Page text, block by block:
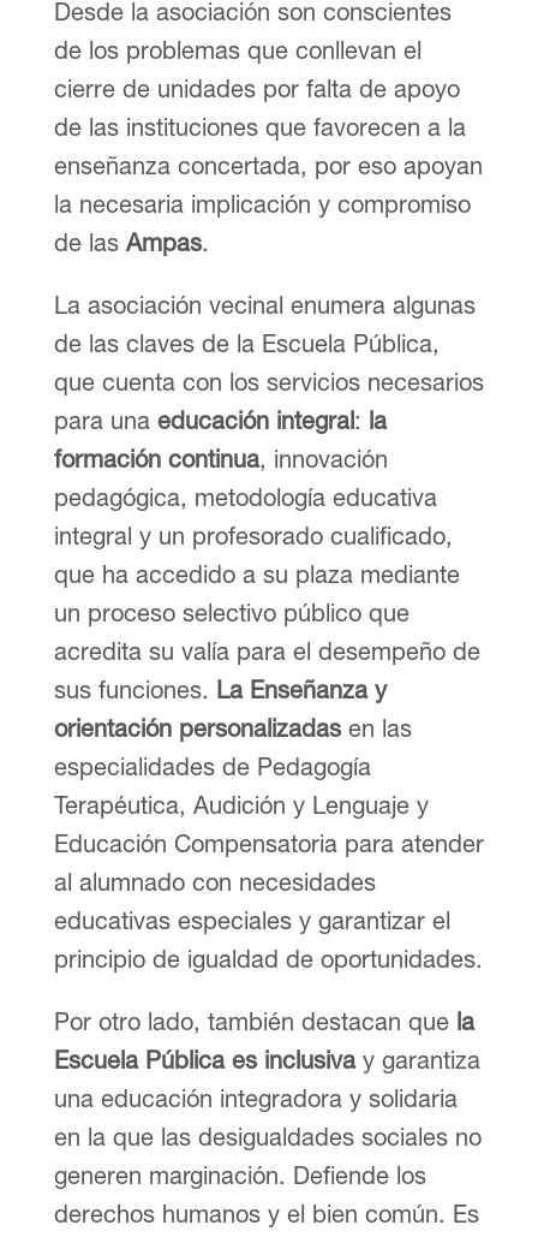
Desde la asociación son conscientes
de los problemas que conllevan el
cierre de unidades por falta de apoyo
de las instituciones que favorecen a la
enseñanza concertada, por eso apoyan
la necesaria implicación y compromiso
de las Ampas.
La asociación vecinal enumera algunas
de las claves de la Escuela Pública,
que cuenta con los servicios necesarios
para una educación integral: la
formación continua, innovación
pedagógica, metodología educativa
integral y un profesorado cualificado,
que ha accedido a su plaza mediante
un proceso selectivo público que
acredita su valía para el desempeño de
sus funciones. La Enseñanza y
orientación personalizadasen las
especialidades de Pedagogía
Terapéutica, Audición y Lenguaje y
Educación Compensatoria para atender
al alumnado con necesidades
educativas especiales y garantizar el
principio de igualdad de oportunidades.
Por otro lado, también destacan quela
Escuela Pública es inclusivay garantiza
una educación integradora y solidaria
en la que las desigualdades sociales no
generen marginación. Defiende los
derechos humanos y el bien común. Es